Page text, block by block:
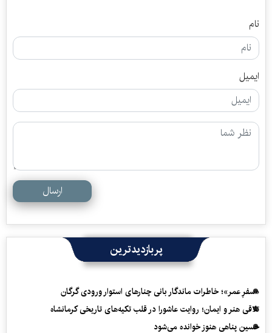
نام
ایمیل
ارسال
پربازدیدترین
«سفرِ عمر»؛ خاطرات ماندگار بانی چنارهای استوار ورودی گرگان
تلاقی هنر و ایمان؛ روایت عاشورا در قلب تکیه‌های تاریخی کرمانشاه
حسین پناهی هنوز خوانده می‌شود